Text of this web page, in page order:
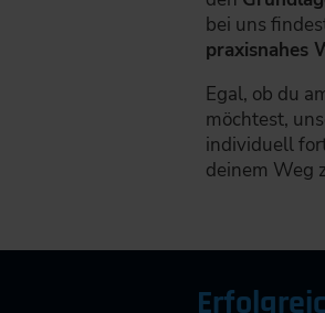
bei uns
praxisnahes
Egal, ob du
möchtest,
individuell
deinem Weg